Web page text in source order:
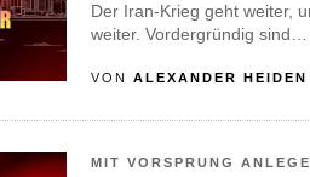
Der Iran-Krieg geht weiter,
weiter. Vordergründig sind…
VON ALEXANDER HEIDEN
MIT VORSPRUNG